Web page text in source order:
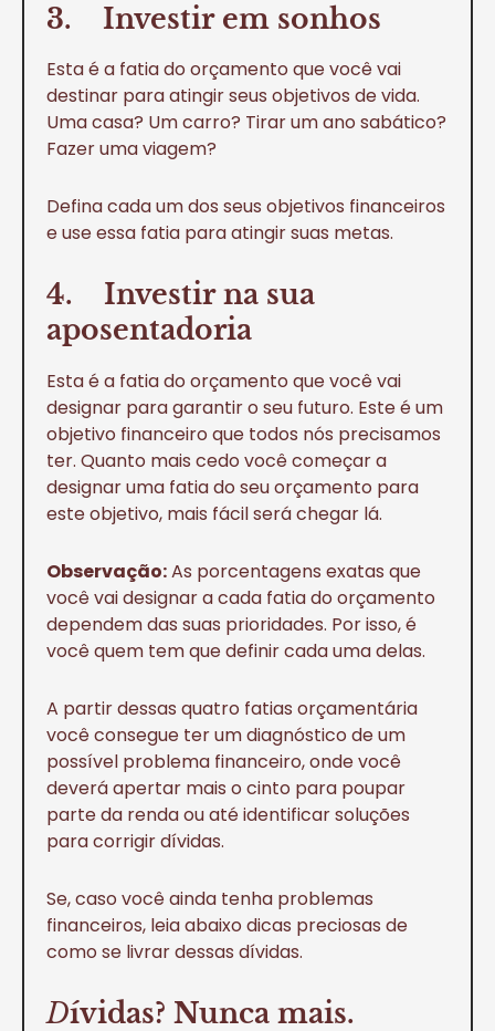
3. Investir em sonhos
Esta é a fatia do orçamento que você vai
destinar para atingir seus objetivos de vida.
Uma casa? Um carro? Tirar um ano sabático?
Fazer uma viagem?
Defina cada um dos seus objetivos financeiros
e use essa fatia para atingir suas metas.
4. Investir na sua
aposentadoria
Esta é a fatia do orçamento que você vai
designar para garantir o seu futuro. Este é um
objetivo financeiro que todos nós precisamos
ter. Quanto mais cedo você começar a
designar uma fatia do seu orçamento para
este objetivo, mais fácil será chegar lá.
Observação:As porcentagens exatas que
você vai designar a cada fatia do orçamento
dependem das suas prioridades. Por isso, é
você quem tem que definir cada uma delas.
A partir dessas quatro fatias orçamentária
você consegue ter um diagnóstico de um
possível problema financeiro, onde você
deverá apertar mais o cinto para poupar
parte da renda ou até identificar soluções
para corrigir dívidas.
Se, caso você ainda tenha problemas
financeiros, leia abaixo dicas preciosas de
como se livrar dessas dívidas.
Dívidas? Nunca mais.